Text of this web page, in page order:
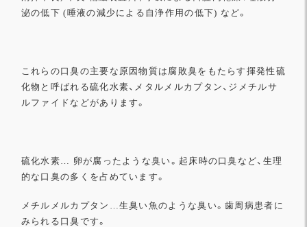
泌の低下 (唾液の減少による自浄作用の低下) など。
これらの口臭の主要な原因物質は腐敗臭をもたらす揮発性硫
化物と 呼ばれる硫化水素、メタルメルカプタン、 ジメチルサ
ルファイドなどがあります。
硫化水素… 卵が腐ったような臭い。起床時の口臭など、生理
的な口臭の多くを占めています。
メチルメルカプタン…生臭い魚のような臭い。歯周病患者に
みられる口臭です。